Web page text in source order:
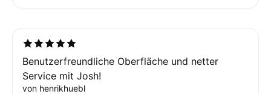
Benutzerfreundliche Oberfläche und netter
Service mit Josh!
von henrikhuebl